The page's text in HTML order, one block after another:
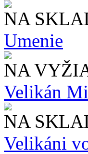
NA
Umenie
NA
Velikán
NA
Velikáni